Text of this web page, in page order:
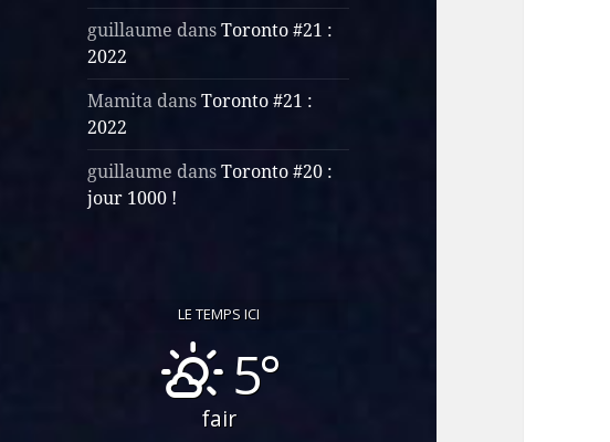
guillaume dansToronto #21 :
2022
Mamita dansToronto #21 :
2022
guillaume dansToronto #20 :
jour 1000 !
LE TEMPS ICI
5°
fair